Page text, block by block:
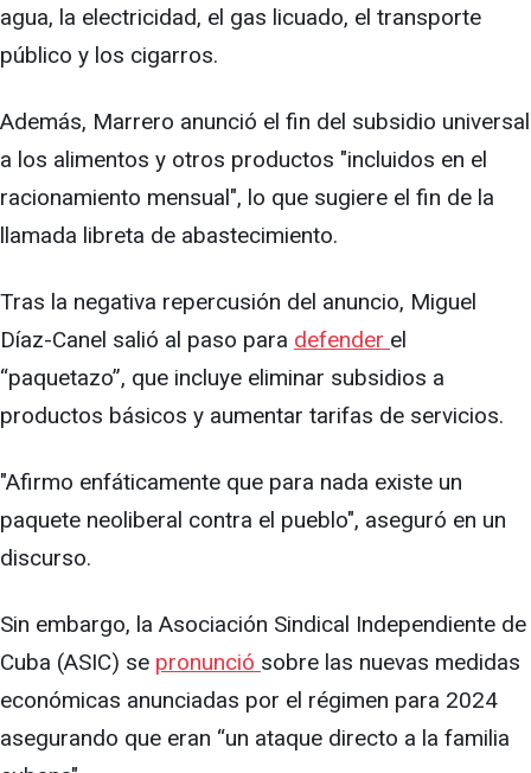
agua, la electricidad, el gas licuado, el transporte
público y los cigarros.
Además, Marrero anunció el fin del subsidio universal
a los alimentos y otros productos "incluidos en el
racionamiento mensual", lo que sugiere el fin de la
llamada libreta de abastecimiento.
Tras la negativa repercusión del anuncio, Miguel
Díaz-Canel salió al paso para defender el
“paquetazo”, que incluye eliminar subsidios a
productos básicos y aumentar tarifas de servicios.
"Afirmo enfáticamente que para nada existe un
paquete neoliberal contra el pueblo", aseguró en un
discurso.
Sin embargo, la Asociación Sindical Independiente de
Cuba (ASIC) se pronunció sobre las nuevas medidas
económicas anunciadas por el régimen para 2024
asegurando que eran “un ataque directo a la familia